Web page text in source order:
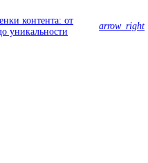
контента: от
уникальности
arrow_right